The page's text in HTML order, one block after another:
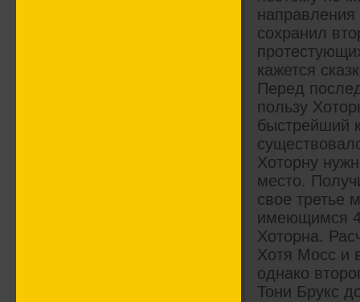
сохранил
кажется
Перед
пользу
быстрейший
Хоторну
место.
свое третье
имеющимся
Хоторна.
Хотя Мосс и
однако
Тони Брукс